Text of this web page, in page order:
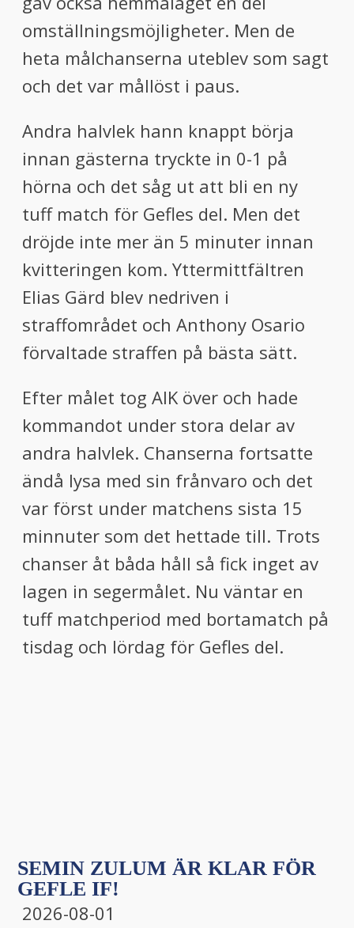
omställningsmöjligheter. Men de
heta målchanserna uteblev som sagt
och det var mållöst i paus.
Andra halvlek hann knappt börja
innan gästerna tryckte in 0-1 på
hörna och det såg ut att bli en ny
tuff match för Gefles del. Men det
dröjde inte mer än 5 minuter innan
kvitteringen kom. Yttermittfältren
Elias Gärd blev nedriven i
straffområdet och Anthony Osario
förvaltade straffen på bästa sätt.
Efter målet tog AIK över och hade
kommandot under stora delar av
andra halvlek. Chanserna fortsatte
ändå lysa med sin frånvaro och det
var först under matchens sista 15
minnuter som det hettade till. Trots
chanser åt båda håll så fick inget av
lagen in segermålet. Nu väntar en
tuff matchperiod med bortamatch på
tisdag och lördag för Gefles del.
SEMIN ZULUM ÄR KLAR FÖR
GEFLE IF!
2026-08-01